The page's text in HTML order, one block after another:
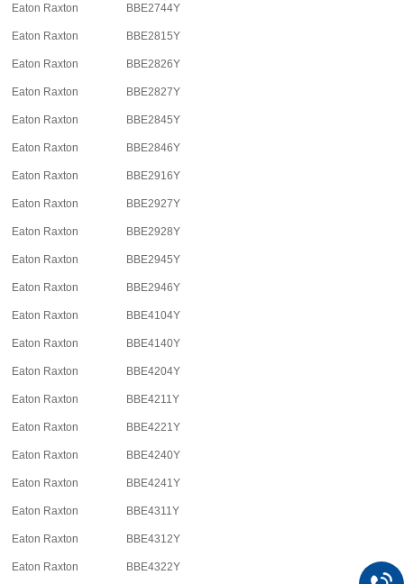
Eaton Raxton BBE2744Y
Eaton Raxton BBE2815Y
Eaton Raxton BBE2826Y
Eaton Raxton BBE2827Y
Eaton Raxton BBE2845Y
Eaton Raxton BBE2846Y
Eaton Raxton BBE2916Y
Eaton Raxton BBE2927Y
Eaton Raxton BBE2928Y
Eaton Raxton BBE2945Y
Eaton Raxton BBE2946Y
Eaton Raxton BBE4104Y
Eaton Raxton BBE4140Y
Eaton Raxton BBE4204Y
Eaton Raxton BBE4211Y
Eaton Raxton BBE4221Y
Eaton Raxton BBE4240Y
Eaton Raxton BBE4241Y
Eaton Raxton BBE4311Y
Eaton Raxton BBE4312Y
Eaton Raxton BBE4322Y